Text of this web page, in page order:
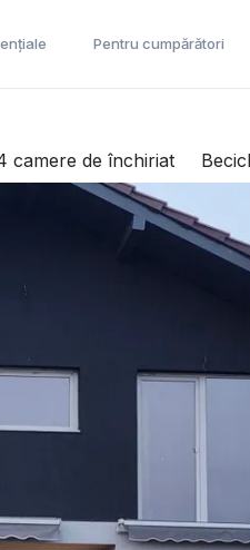
Pentru cumpărători
camere de închiriat